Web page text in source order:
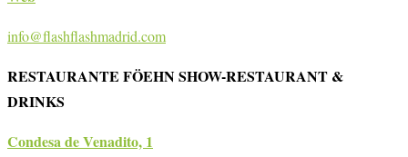
info@flashflashmadrid.com
RESTAURANTE FÖEHN SHOW-RESTAURANT &
DRINKS
Condesa de Venadito, 1